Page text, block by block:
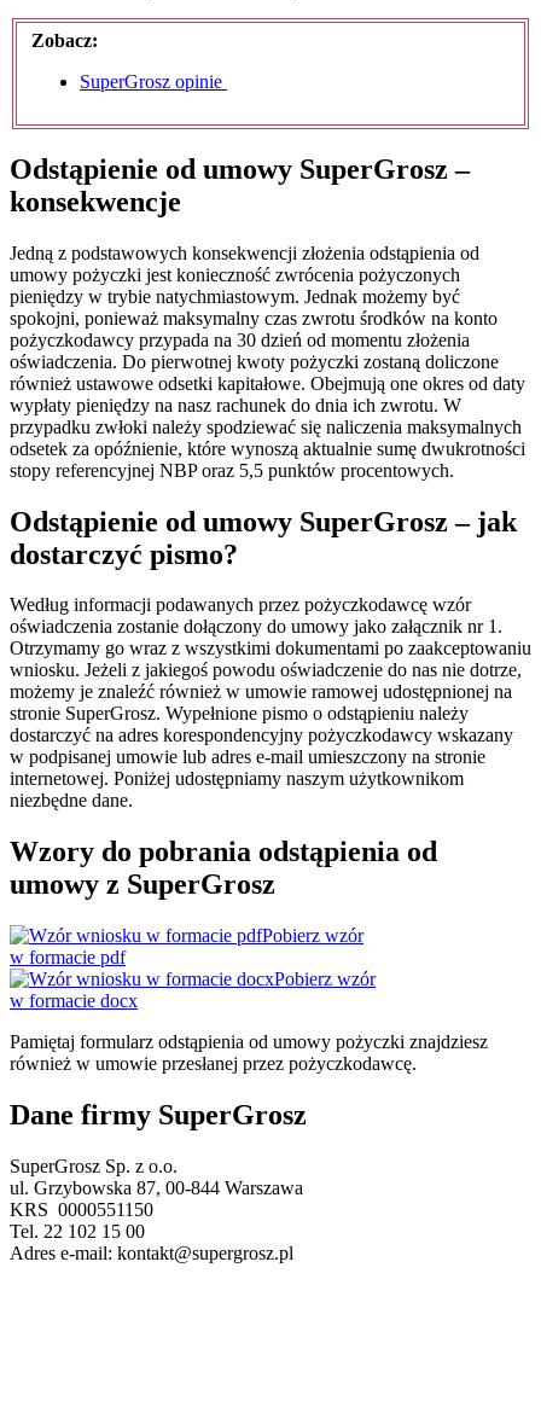
Zobacz:
SuperGrosz opinie
Odstąpienie od umowy SuperGrosz –
konsekwencje
Jedną z podstawowych konsekwencji złożenia odstąpienia od
umowy pożyczki jest konieczność zwrócenia pożyczonych
pieniędzy w trybie natychmiastowym. Jednak możemy być
spokojni, ponieważ maksymalny czas zwrotu środków na konto
pożyczkodawcy przypada na 30 dzień od momentu złożenia
oświadczenia. Do pierwotnej kwoty pożyczki zostaną doliczone
również ustawowe odsetki kapitałowe. Obejmują one okres od daty
wypłaty pieniędzy na nasz rachunek do dnia ich zwrotu. W
przypadku zwłoki należy spodziewać się naliczenia maksymalnych
odsetek za opóźnienie, które wynoszą aktualnie sumę dwukrotności
stopy referencyjnej NBP oraz 5,5 punktów procentowych.
Odstąpienie od umowy SuperGrosz – jak
dostarczyć pismo?
Według informacji podawanych przez pożyczkodawcę wzór
oświadczenia zostanie dołączony do umowy jako załącznik nr 1.
Otrzymamy go wraz z wszystkimi dokumentami po zaakceptowaniu
wniosku. Jeżeli z jakiegoś powodu oświadczenie do nas nie dotrze,
możemy je znaleźć również w umowie ramowej udostępnionej na
stronie SuperGrosz. Wypełnione pismo o odstąpieniu należy
dostarczyć na adres korespondencyjny pożyczkodawcy wskazany
w podpisanej umowie lub adres e-mail umieszczony na stronie
internetowej. Poniżej udostępniamy naszym użytkownikom
niezbędne dane.
Wzory do pobrania odstąpienia od
umowy z SuperGrosz
Pobierz wzór
w formacie pdf
Pobierz wzór
w formacie docx
Pamiętaj formularz odstąpienia od umowy pożyczki znajdziesz
również w umowie przesłanej przez pożyczkodawcę.
Dane firmy SuperGrosz
SuperGrosz Sp. z o.o.
ul. Grzybowska 87, 00-844 Warszawa
KRS 0000551150
Tel. 22 102 15 00
Adres e-mail: kontakt@supergrosz.pl